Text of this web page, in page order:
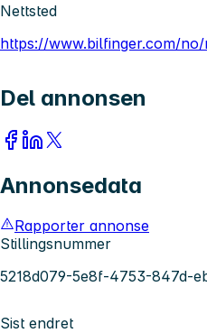
Nettsted
https://www.bilfinger.com/
Del annonsen
Annonsedata
Rapporter annonse
Stillingsnummer
5218d079-5e8f-4753-847d-
Sist endret